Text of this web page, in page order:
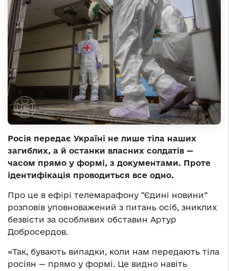
Росія передає Україні не лише тіла наших
загиблих, а й останки власних солдатів —
часом прямо у формі, з документами. Проте
ідентифікація проводиться все одно.
Про це в ефірі телемарафону “Єдині новини”
розповів уповноважений з питань осіб, зниклих
безвісти за особливих обставин Артур
Добросердов.
«Так, бувають випадки, коли нам передають тіла
росіян — прямо у формі. Це видно навіть